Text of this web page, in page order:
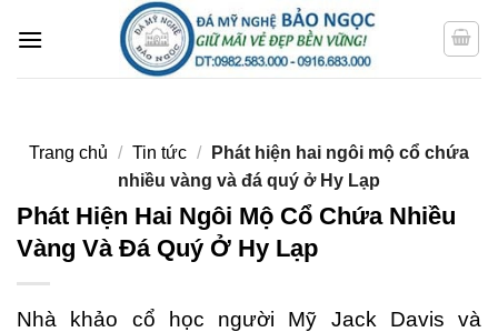
qua
Trang chủ / Tin tức /
Phát hiện hai ngôi mộ cổ chứa
nhiều vàng và đá quý ở Hy Lạp
Phát Hiện Hai Ngôi Mộ Cổ Chứa Nhiều
Vàng Và Đá Quý Ở Hy Lạp
Nhà khảo cổ học người Mỹ Jack Davis và